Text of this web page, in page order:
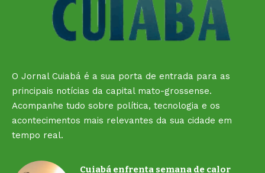
O Jornal Cuiabá é a sua porta de entrada para as
principais notícias da capital mato-grossense.
Acompanhe tudo sobre política, tecnologia e os
acontecimentos mais relevantes da sua cidade em
tempo real.
Cuiabá enfrenta semana de calor